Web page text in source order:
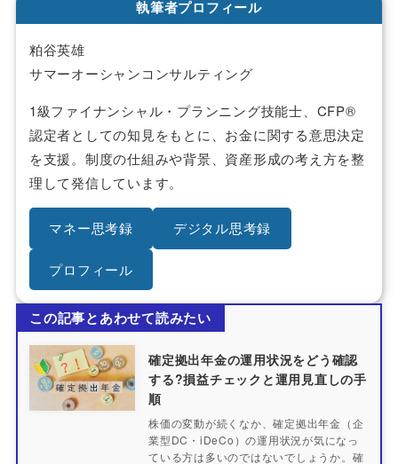
執筆者プロフィール
粕谷英雄
サマーオーシャンコンサルティング
1級ファイナンシャル・プランニング技能士、CFP®
認定者としての知見をもとに、お金に関する意思決定
を支援。制度の仕組みや背景、資産形成の考え方を整
理して発信しています。
マネー思考録 デジタル思考録
プロフィール
この記事とあわせて読みたい
確定拠出年金の運用状況をどう確認
する?損益チェックと運用見直しの手
順
株価の変動が続くなか、確定拠出年金（企
業型DC・iDeCo）の運用状況が気になっ
ている方は多いのではないでしょうか。確